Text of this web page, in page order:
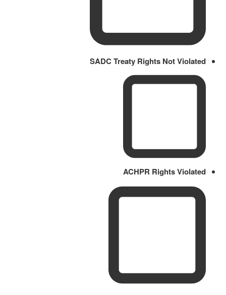
SADC Treaty Rights Not Violated
ACHPR Rights Violated